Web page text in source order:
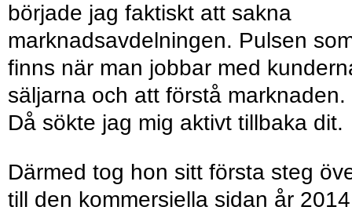
började jag faktiskt att sakna
marknadsavdelningen. Pulsen
finns när man jobbar med
säljarna och att förstå marknaden.
Då sökte jag mig aktivt tillbaka dit.
Därmed tog hon sitt första steg
till den kommersiella sidan år